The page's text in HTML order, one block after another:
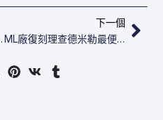
NTPT
下一個
ML廠復刻理查德米勒最便宜​​​​ RM-055 Bubba Watson
下